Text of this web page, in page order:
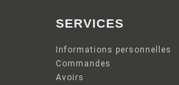
SERVICES
Informations personnelles
Commandes
Avoirs